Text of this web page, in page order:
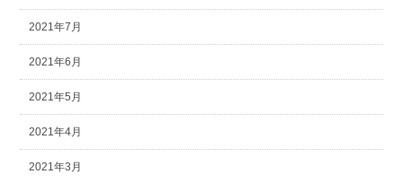
2021年7月
2021年6月
2021年5月
2021年4月
2021年3月